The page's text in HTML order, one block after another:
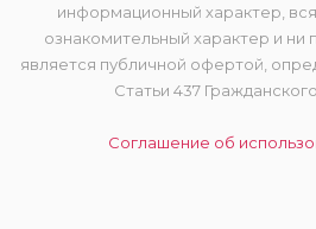
информационный характер,
ознакомительный характер и ни
является публичной офертой,
Статьи 437
Соглашение об